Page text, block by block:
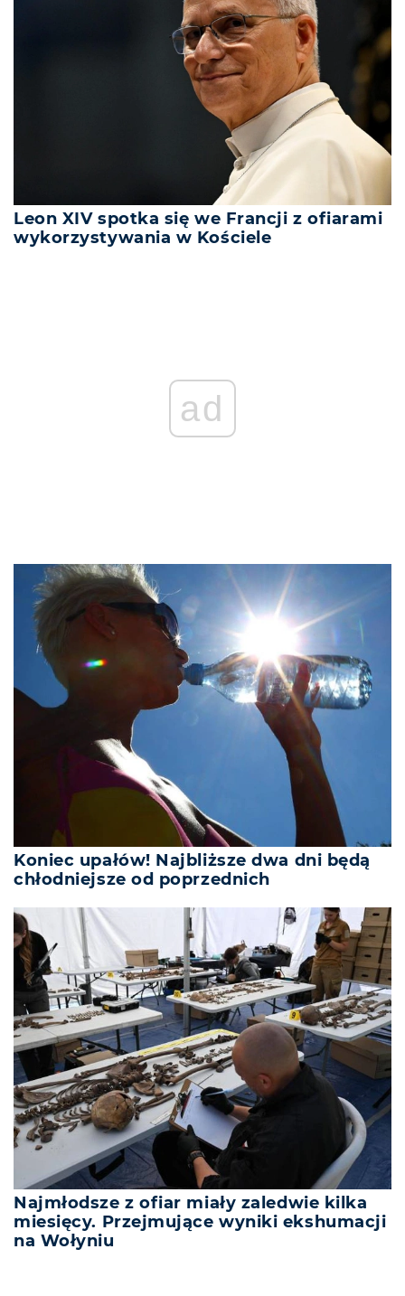
Leon XIV spotka się we Francji z ofiarami
wykorzystywania w Kościele
ad
Koniec upałów! Najbliższe dwa dni będą
chłodniejsze od poprzednich
Najmłodsze z ofiar miały zaledwie kilka
miesięcy. Przejmujące wyniki ekshumacji
na Wołyniu